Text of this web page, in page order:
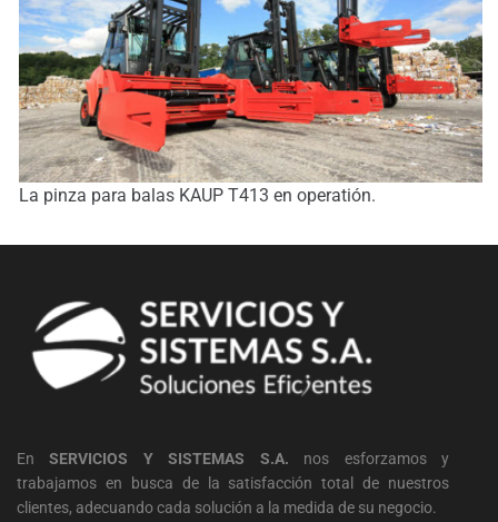
La pinza para balas KAUP T413 en operatión.
EnSERVICIOS Y SISTEMAS S.A. nos esforzamos y
trabajamos en busca de la satisfacción total de nuestros
clientes, adecuando cada solución a la medida de su negocio.